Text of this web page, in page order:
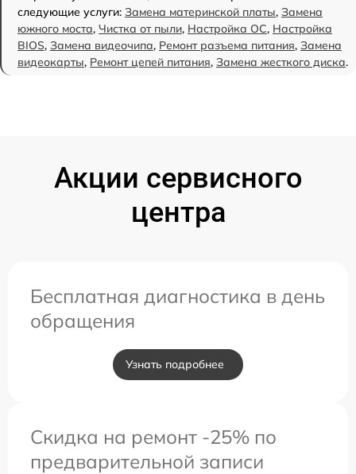
следующие услуги: Замена материнской платы, Замена
южного моста, Чистка от пыли, Настройка ОС, Настройка
BIOS, Замена видеочипа, Ремонт разъема питания, Замена
видеокарты, Ремонт цепей питания, Замена жесткого диска.
Акции сервисного
центра
Бесплатная диагностика в день
обращения
Узнать подробнее
Скидка на ремонт -25% по
предварительной записи